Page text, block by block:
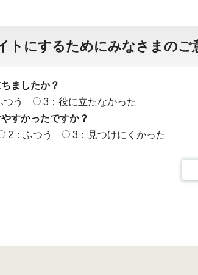
トにするためにみなさまのご
ましたか？
つう
3：役に立たなかった
すかったですか？
2：ふつう 3：見つけにくかった